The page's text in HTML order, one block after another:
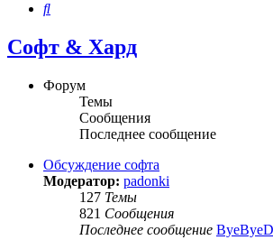
Поиск
Софт & Хард
Форум
Темы
Сообщения
Последнее сообщение
Обсуждение софта
Модератор: padonki
127 Темы
821 Сообщения
Последнее сообщение